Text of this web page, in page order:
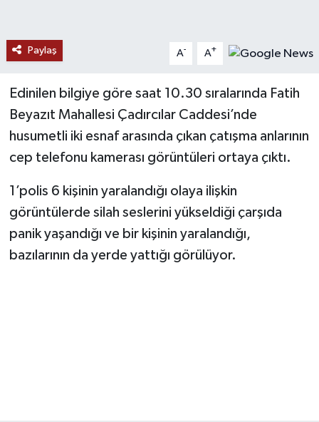
Paylaş A- A+
Edinilen bilgiye göre saat 10.30 sıralarında Fatih
Beyazıt Mahallesi Çadırcılar Caddesi’nde
husumetli iki esnaf arasında çıkan çatışma anlarının
cep telefonu kamerası görüntüleri ortaya çıktı.
1’polis 6 kişinin yaralandığı olaya ilişkin
görüntülerde silah seslerini yükseldiği çarşıda
panik yaşandığı ve bir kişinin yaralandığı,
bazılarının da yerde yattığı görülüyor.
TREND
MEDYA
OTOMOTİV
TEKNOLOJİ
YAŞAM
KÜLTÜR SANAT